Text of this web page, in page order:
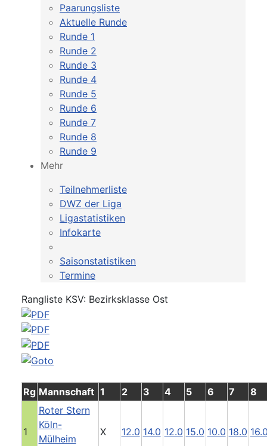
Paarungsliste
Aktuelle Runde
Runde 1
Runde 2
Runde 3
Runde 4
Runde 5
Runde 6
Runde 7
Runde 8
Runde 9
Mehr
Teilnehmerliste
DWZ der Liga
Ligastatistiken
Infokarte
Saisonstatistiken
Termine
Rangliste KSV: Bezirksklasse Ost
Rg Mannschaft 1 2 3 4 5 6 7 8
1
Roter Stern
Köln-
Mülheim
X 12.0 14.0 12.0 15.0 10.0 18.0